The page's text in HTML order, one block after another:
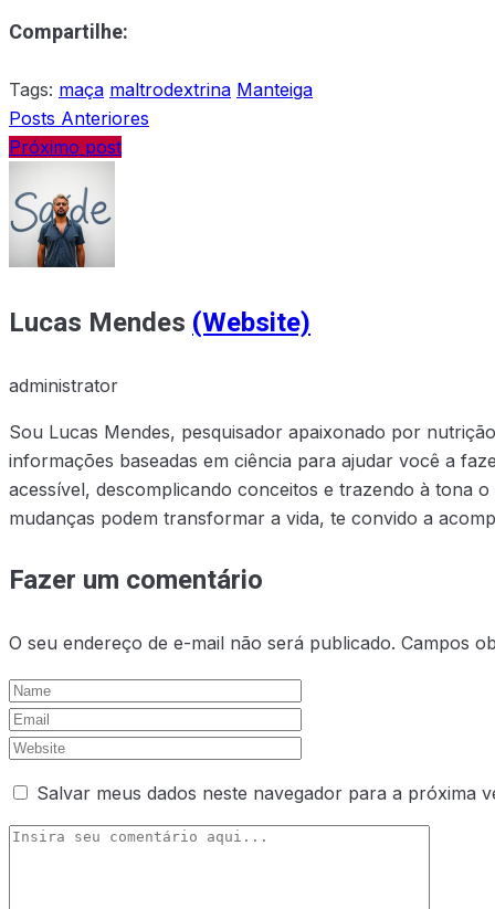
Compartilhe:
Tags: maça maltrodextrina Manteiga
Posts Anteriores
Próximo post
Lucas Mendes (Website)
administrator
Sou Lucas Mendes, pesquisador apaixonado por
informações baseadas em ciência para ajudar você a
acessível, descomplicando conceitos e trazendo à tona
mudanças podem transformar a vida, te convido a
Fazer um comentário
O seu endereço de e-mail não será publicado. Campos
Salvar meus dados neste navegador para a próxima